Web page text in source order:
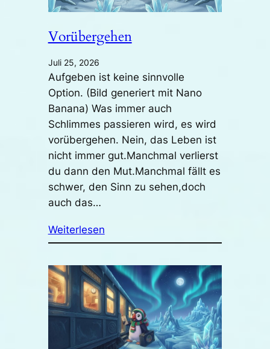
Vorübergehen
Juli 25, 2026
Aufgeben ist keine sinnvolle
Option. (Bild generiert mit Nano
Banana) Was immer auch
Schlimmes passieren wird, es wird
vorübergehen. Nein, das Leben ist
nicht immer gut.Manchmal verlierst
du dann den Mut.Manchmal fällt es
schwer, den Sinn zu sehen,doch
auch das…
Weiterlesen